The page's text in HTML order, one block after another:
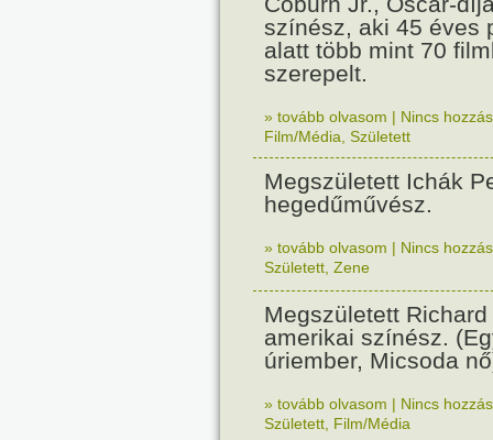
színész, aki 45 éves
alatt több mint 70
szerepelt.
» tovább olvasom | Nincs
Film/Média Született
Megszületett Ichák
hegedűművész.
» tovább olvasom | Nincs
Született Zene
Megszületett Richard
amerikai színész.
úriember, Micsoda
» tovább olvasom | Nincs
Született Film/Média